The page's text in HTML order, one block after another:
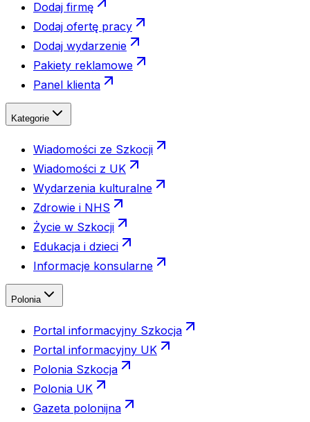
Dodaj firmę
Dodaj ofertę pracy
Dodaj wydarzenie
Pakiety reklamowe
Panel klienta
Kategorie
Wiadomości ze Szkocji
Wiadomości z UK
Wydarzenia kulturalne
Zdrowie i NHS
Życie w Szkocji
Edukacja i dzieci
Informacje konsularne
Polonia
Portal informacyjny Szkocja
Portal informacyjny UK
Polonia Szkocja
Polonia UK
Gazeta polonijna